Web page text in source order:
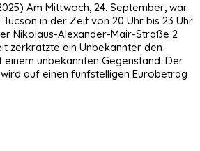
Am Mittwoch, 24. September, war
in der Zeit von 20 Uhr bis 23 Uhr
Nikolaus-Alexander-Mair-Straße 2
zerkratzte ein Unbekannter den
einem unbekannten Gegenstand. Der
auf einen fünfstelligen Eurobetrag